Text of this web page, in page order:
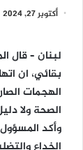
أكتوبر 27, 2024
لبنان – قال
بقائي، ان
الهجمات
الصحة ولا
وأكد